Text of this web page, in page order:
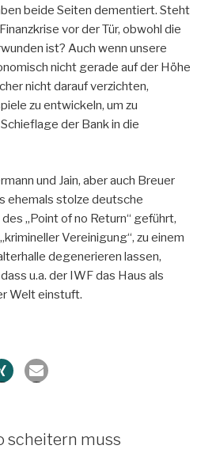
beide Seiten dementiert. Steht
vor der Tür, obwohl die
ist? Auch wenn unsere
nicht gerade auf der Höhe
nicht darauf verzichten,
zu entwickeln, um zu
der Bank in die
und Jain, aber auch Breuer
ehemals stolze deutsche
„Point of no Return“ geführt,
Vereinigung“, zu einem
degenerieren lassen,
u.a. der IWF das Haus als
Welt einstuft.
scheitern muss